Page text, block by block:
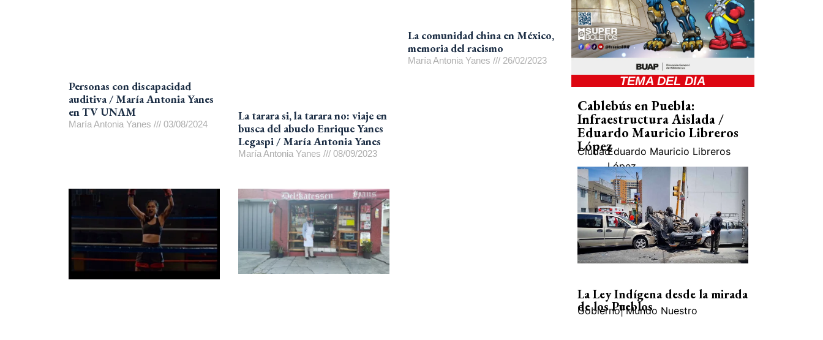
Personas con discapacidad
auditiva / María Antonia Yanes
en TV UNAM
María Antonia Yanes 03/08/2024
La tarara si, la tarara no: viaje en
busca del abuelo Enrique Yanes
Legaspi / María Antonia Yanes
María Antonia Yanes 08/09/2023
La comunidad china en México,
memoria del racismo
María Antonia Yanes 26/02/2023
TEMA DEL DIA
Cablebús en Puebla:
Infraestructura Aislada /
Eduardo Mauricio Libreros
López
CiudadEduardo Mauricio Libreros
López
La Ley Indígena desde la mirada
de los Pueblos
Gobierno| Mundo Nuestro